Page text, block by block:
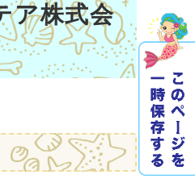
ア株式会